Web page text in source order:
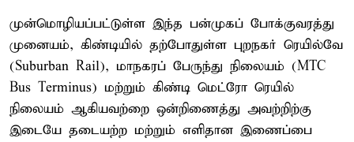
முன்மொழியப்பட்டுள்ள இந்த பன்முகப் போக்குவரத்து
முனையம், கிண்டியில் தற்போதுள்ள புறநகர் ரெயில்வே
(Suburban Rail), மாநகரப் பேருந்து நிலையம் (MTC
Bus Terminus) மற்றும் கிண்டி மெட்ரோ ரெயில்
நிலையம் ஆகியவற்றை ஒன்றிணைத்து அவற்றிற்கு
இடையே தடையற்ற மற்றும் எளிதான இணைப்பை